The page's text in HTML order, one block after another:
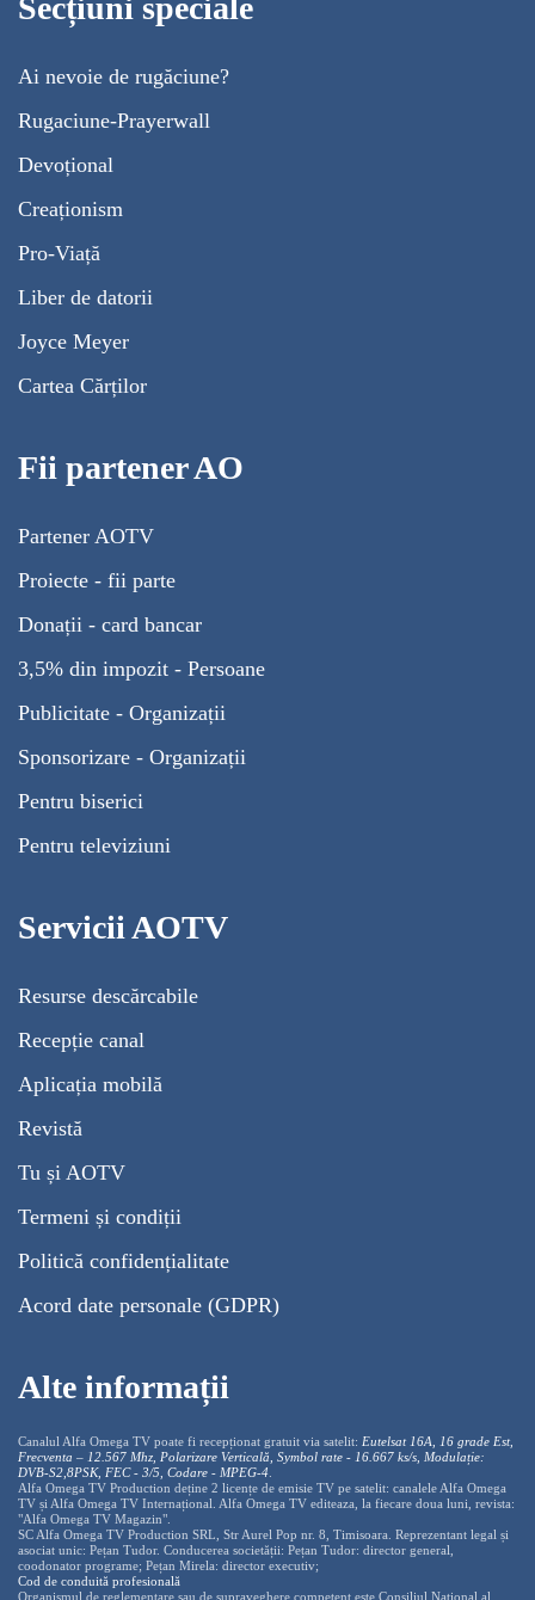
Secțiuni speciale
Ai nevoie de rugăciune?
Rugaciune-Prayerwall
Devoțional
Creaționism
Pro-Viață
Liber de datorii
Joyce Meyer
Cartea Cărților
Fii partener AO
Partener AOTV
Proiecte - fii parte
Donații - card bancar
3,5% din impozit - Persoane
Publicitate - Organizații
Sponsorizare - Organizații
Pentru biserici
Pentru televiziuni
Servicii AOTV
Resurse descărcabile
Recepție canal
Aplicația mobilă
Revistă
Tu și AOTV
Termeni și condiții
Politică confidențialitate
Acord date personale (GDPR)
Alte informații
Canalul Alfa Omega TV poate fi recepționat gratuit via satelit: Eutelsat 16A, 16 grade Est,
Frecventa – 12.567 Mhz, Polarizare Verticală, Symbol rate - 16.667 ks/s, Modulație:
DVB-S2,8PSK, FEC - 3/5, Codare - MPEG-4
Alfa Omega TV Production deține 2 licențe de emisie TV pe satelit: canalele Alfa Omega
TV și Alfa Omega TV Internațional. Alfa Omega TV editeaza, la fiecare doua luni, revista:
"Alfa Omega TV Magazin".
SC Alfa Omega TV Production SRL, Str Aurel Pop nr. 8, Timisoara. Reprezentant legal și
asociat unic: Pețan Tudor. Conducerea societății: Pețan Tudor: director general,
coodonator programe; Pețan Mirela: director executiv;
Cod de conduită profesională
Organismul de reglementare sau de supraveghere competent este Consiliul National al